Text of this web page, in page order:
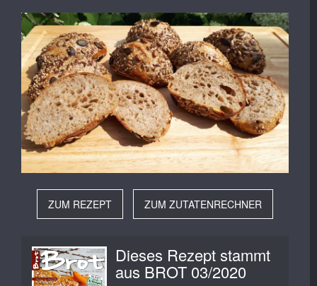
ZUM REZEPT ZUM ZUTATENRECHNER
Dieses Rezept stammt
aus BROT 03/2020